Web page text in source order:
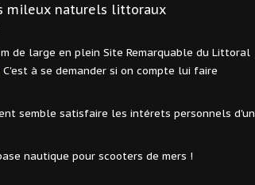
mileux naturels littoraux
de large en plein Site Remarquable du Littoral
C'est à se demander si on compte lui faire
semble satisfaire les intérets personnels d'un
pour scooters de mers !